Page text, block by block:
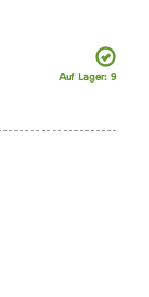
Auf Lager: 9